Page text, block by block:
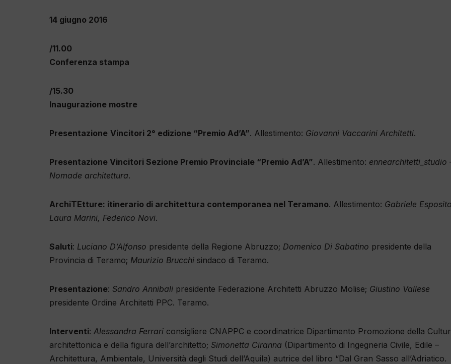
14 giugno 2016
/11.00
Conferenza stampa
/15.30
Inaugurazione mostre
Presentazione Vincitori 2° edizione “Premio Ad’A”. Allestimento: Giovanni Vaccarini Architetti.
Presentazione Vincitori Sezione Premio Provinciale “Premio Ad’A”. Allestimento: ennearchitetti_studio
Nomade architettura.
ArchiTEtture: itinerario di architettura contemporanea nel Teramano. Allestimento: Gabriele
Laura Marini, Federico Novi.
Saluti: Luciano D’Alfonso presidente della Regione Abruzzo; Domenico Di Sabatino presidente della
Provincia di Teramo; Maurizio Brucchi sindaco di Teramo.
Presentazione: Sandro Annibali presidente Federazione Architetti Abruzzo Molise; Giustino Vallese
presidente Ordine Architetti PPC. Teramo.
Interventi: Alessandra Ferrari consigliere CNAPPC e coordinatrice Dipartimento Promozione della
architettonica e della figura dell’architetto; Simonetta Ciranna (Dipartimento di Ingegneria Civile, Edile –
Architettura, Ambientale, Università degli Studi dell’Aquila) autrice del libro “Dal Gran Sasso all’Adriatico.